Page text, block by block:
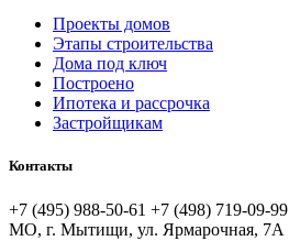
Проекты домов
Этапы строительства
Дома под ключ
Построено
Ипотека и рассрочка
Застройщикам
Контакты
+7 (495) 988-50-61 +7 (498) 719-09-99
МО, г. Мытищи, ул. Ярмарочная, 7А